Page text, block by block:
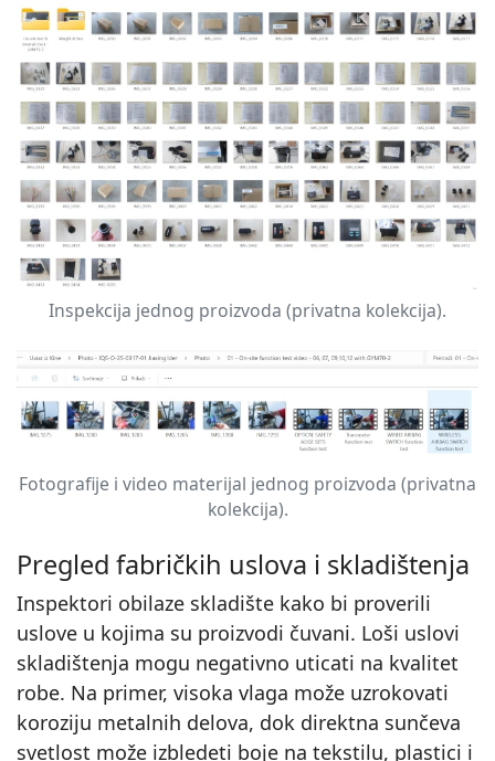
Inspekcija jednog proizvoda (privatna kolekcija).
Fotografije i video materijal jednog proizvoda (privatna
kolekcija).
Pregled fabričkih uslova i skladištenja
Inspektori obilaze skladište kako bi proverili
uslove u kojima su proizvodi čuvani. Loši uslovi
skladištenja mogu negativno uticati na kvalitet
robe. Na primer, visoka vlaga može uzrokovati
koroziju metalnih delova, dok direktna sunčeva
svetlost može izbledeti boje na tekstilu, plastici i